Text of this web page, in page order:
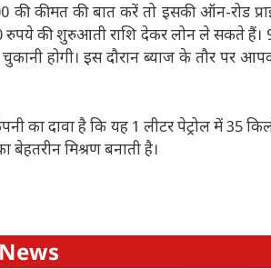
की कीमत की बात करें तो इसकी ऑन-रोड
की शुरुआती राशि देकर लोन ले सकते हैं।
होगी। इस दौरान ब्याज के तौर पर
का दावा है कि यह 1 लीटर पेट्रोल में 35
बेहतरीन मिश्रण बनाती है।